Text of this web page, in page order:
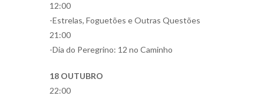
12:00
-Estrelas, Foguetões e Outras Questões
21:00
-Dia do Peregrino: 12 no Caminho
18 OUTUBRO
22:00